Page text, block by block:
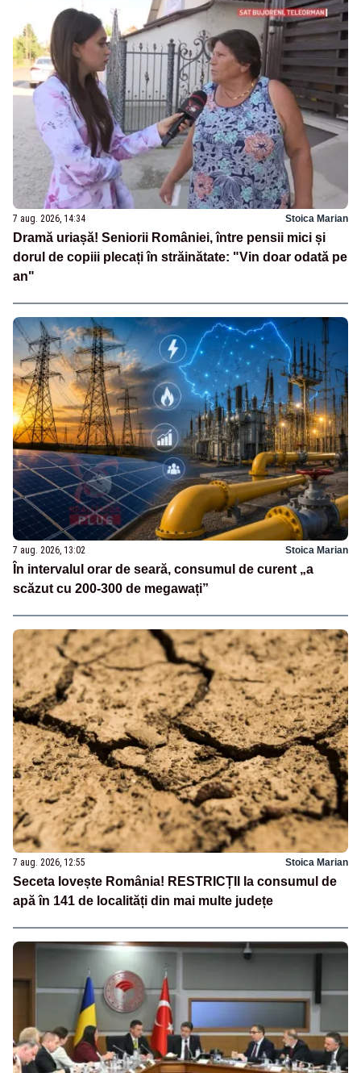
7 aug. 2026, 14:34 Stoica Marian
Dramă uriașă! Seniorii României, între pensii mici și
dorul de copiii plecați în străinătate: "Vin doar odată pe
an"
7 aug. 2026, 13:02 Stoica Marian
În intervalul orar de seară, consumul de curent „a
scăzut cu 200-300 de megawați”
7 aug. 2026, 12:55 Stoica Marian
Seceta lovește România! RESTRICȚII la consumul de
apă în 141 de localități din mai multe județe